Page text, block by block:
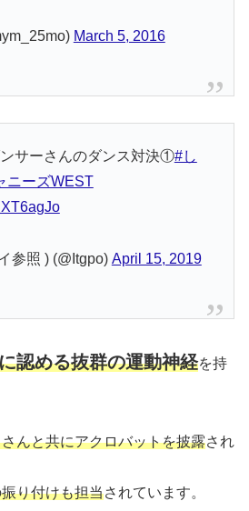
March 5, 2016
サーさんのダンス対決①#し
ニーズWEST
参照 ) (@Itgpo) April 15, 2019
認める抜群の運動神経を持
んと共にアクロバットを披露され
り付けも担当されています。